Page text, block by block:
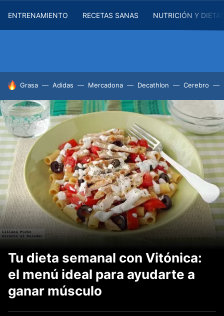
ENTRENAMIENTO RECETAS SANAS NUTRICIÓN Y
HOY SE HABLA DE
Grasa Adidas Mercadona Decathlon Cerebro
Tu dieta semanal con Vitónica:
el menú ideal para ayudarte a
ganar músculo